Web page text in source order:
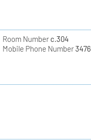
Room Numberc.304
Mobile Phone Number